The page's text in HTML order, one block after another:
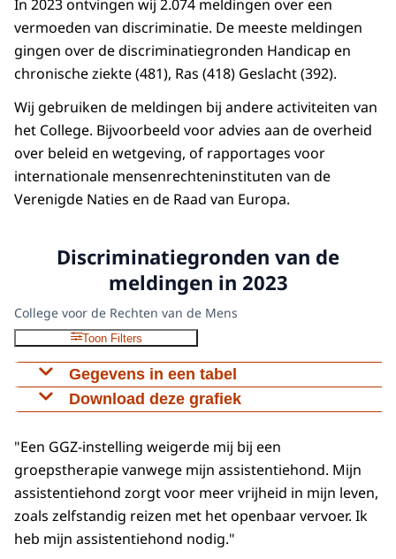
In 2023 ontvingen wij 2.074 meldingen over een
vermoeden van discriminatie. De meeste meldingen
gingen over de discriminatiegronden Handicap en
chronische ziekte (481), Ras (418) Geslacht (392).
Wij gebruiken de meldingen bij andere activiteiten van
het College. Bijvoorbeeld voor advies aan de overheid
over beleid en wetgeving, of rapportages voor
internationale mensenrechteninstituten van de
Verenigde Naties en de Raad van Europa.
Discriminatiegronden van de
meldingen in 2023
College voor de Rechten van de Mens
Toon Filters
Gegevens in een tabel
Ras
Geslacht
392
Nationaliteit
185
Geen gelijkebehandelingsgrond134
Leeftijd
Download deze grafiek
Download CSV-bestand
"Een GGZ-instelling weigerde mij bij een
groepstherapie vanwege mijn assistentiehond. Mijn
assistentiehond zorgt voor meer vrijheid in mijn leven,
zoals zelfstandig reizen met het openbaar vervoer. Ik
heb mijn assistentiehond nodig."